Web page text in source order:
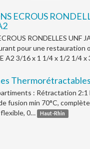
ECROUS
RONDELLES
pour une restauration
A2 3/16 x 1 1/4 x 1/2 1/4
Thermorétractables
: Rétractation
fusion min 70°C,
0…
Haut-Rhin